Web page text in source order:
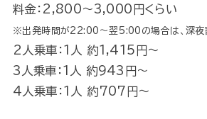
料金：2,800～3,000円くらい
※出発時間が22:00～翌5:00の場合は、深夜
2人乗車：1人 約1,415円～
3人乗車：1人 約943円～
4人乗車：1人 約707円～